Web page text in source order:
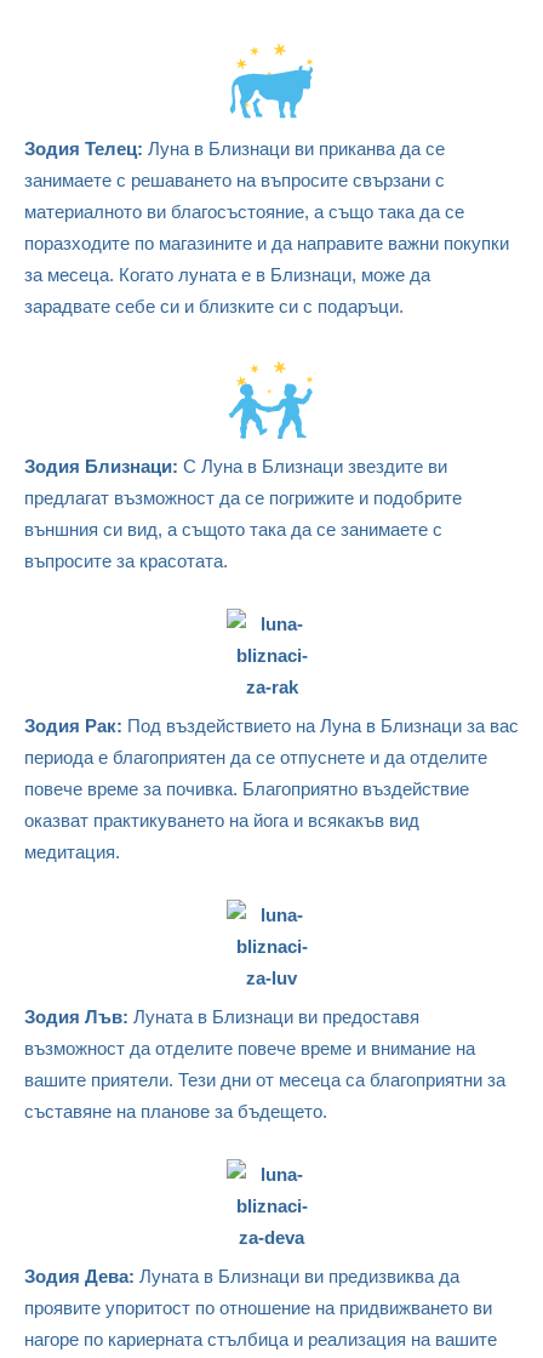
Зодия Телец: Луна в Близнаци ви приканва да се
занимаете с решаването на въпросите свързани с
материалното ви благосъстояние, а също така да се
поразходите по магазините и да направите важни покупки
за месеца. Когато луната е в Близнаци, може да
зарадвате себе си и близките си с подаръци.
Зодия Близнаци: С Луна в Близнаци звездите ви
предлагат възможност да се погрижите и подобрите
външния си вид, а същото така да се занимаете с
въпросите за красотата.
Зодия Рак: Под въздействието на Луна в Близнаци за вас
периода е благоприятен да се отпуснете и да отделите
повече време за почивка. Благоприятно въздействие
оказват практикуването на йога и всякакъв вид
медитация.
Зодия Лъв: Луната в Близнаци ви предоставя
възможност да отделите повече време и внимание на
вашите приятели. Тези дни от месеца са благоприятни за
съставяне на планове за бъдещето.
Зодия Дева: Луната в Близнаци ви предизвиква да
проявите упоритост по отношение на придвижването ви
нагоре по кариерната стълбица и реализация на вашите